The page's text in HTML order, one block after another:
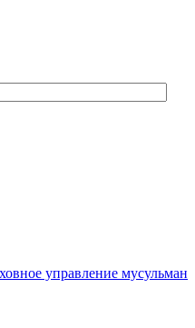
управление мусульман